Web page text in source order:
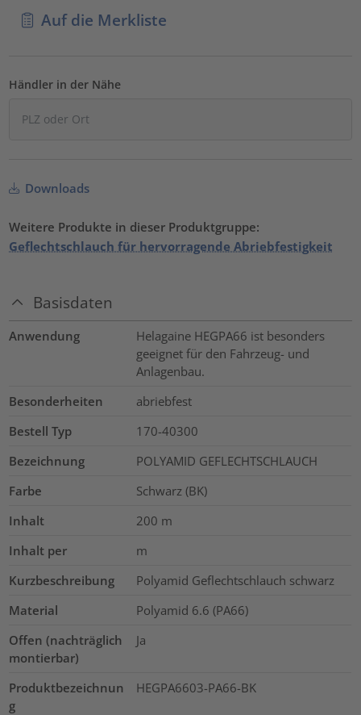
Auf die Merkliste
Händler in der Nähe
Downloads
Weitere Produkte in dieser Produktgruppe:
Geflechtschlauch für hervorragende Abriebfestigkeit
Basisdaten
Anwendung
Helagaine HEGPA66 ist besonders
geeignet für den Fahrzeug- und
Anlagenbau.
Besonderheiten
abriebfest
Bestell Typ
170-40300
Bezeichnung
POLYAMID GEFLECHTSCHLAUCH
Farbe
Schwarz (BK)
Inhalt
200 m
Inhalt per
m
Kurzbeschreibung
Polyamid Geflechtschlauch schwarz
Material
Polyamid 6.6 (PA66)
Offen (nachträglich
montierbar)
Ja
Produktbezeichnun
g
HEGPA6603-PA66-BK